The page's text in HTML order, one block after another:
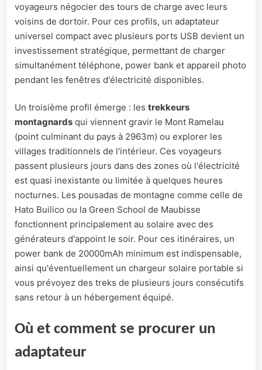
voyageurs négocier des tours de charge avec leurs
voisins de dortoir. Pour ces profils, un adaptateur
universel compact avec plusieurs ports USB devient un
investissement stratégique, permettant de charger
simultanément téléphone, power bank et appareil photo
pendant les fenêtres d'électricité disponibles.
Un troisième profil émerge : les trekkeurs
montagnards qui viennent gravir le Mont Ramelau
(point culminant du pays à 2963m) ou explorer les
villages traditionnels de l'intérieur. Ces voyageurs
passent plusieurs jours dans des zones où l'électricité
est quasi inexistante ou limitée à quelques heures
nocturnes. Les pousadas de montagne comme celle de
Hato Builico ou la Green School de Maubisse
fonctionnent principalement au solaire avec des
générateurs d'appoint le soir. Pour ces itinéraires, un
power bank de 20000mAh minimum est indispensable,
ainsi qu'éventuellement un chargeur solaire portable si
vous prévoyez des treks de plusieurs jours consécutifs
sans retour à un hébergement équipé.
Où et comment se procurer un
adaptateur